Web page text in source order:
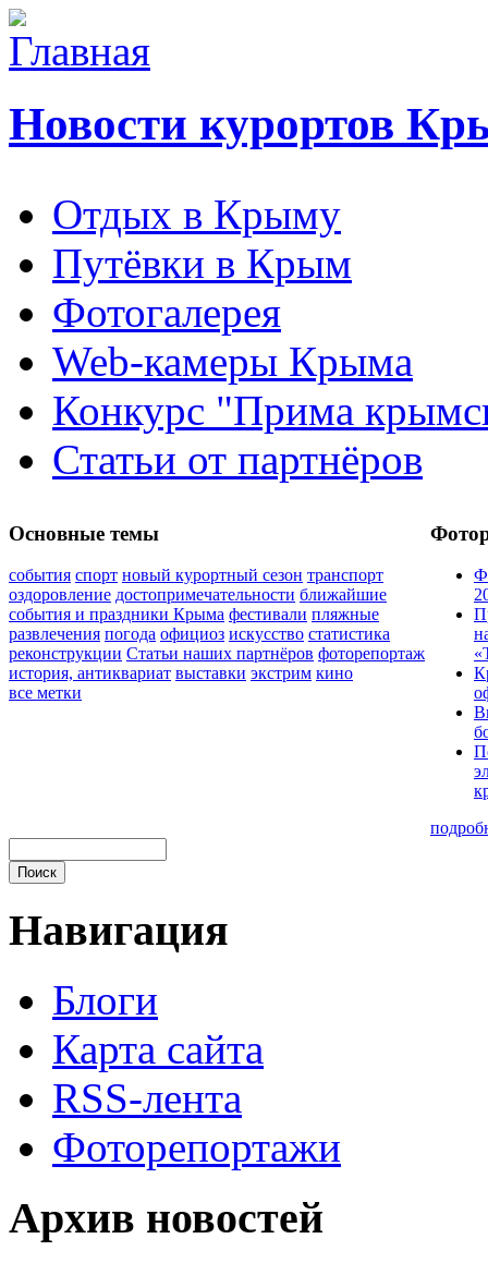
Новости курортов
Отдых в Крыму
Путёвки в Крым
Фотогалерея
Web-камеры Крыма
Конкурс "Прима
Статьи от партнёров
Основные темы
события спорт новый курортный сезон транспорт
оздоровление достопримечательности ближайшие
события и праздники Крыма фестивали пляжные
развлечения погода официоз искусство статистика
реконструкции Статьи наших партнёров фоторепортаж
история, антиквариат выставки экстрим кино
все метки
Навигация
Блоги
Карта сайта
RSS-лента
Фоторепортажи
Архив новостей